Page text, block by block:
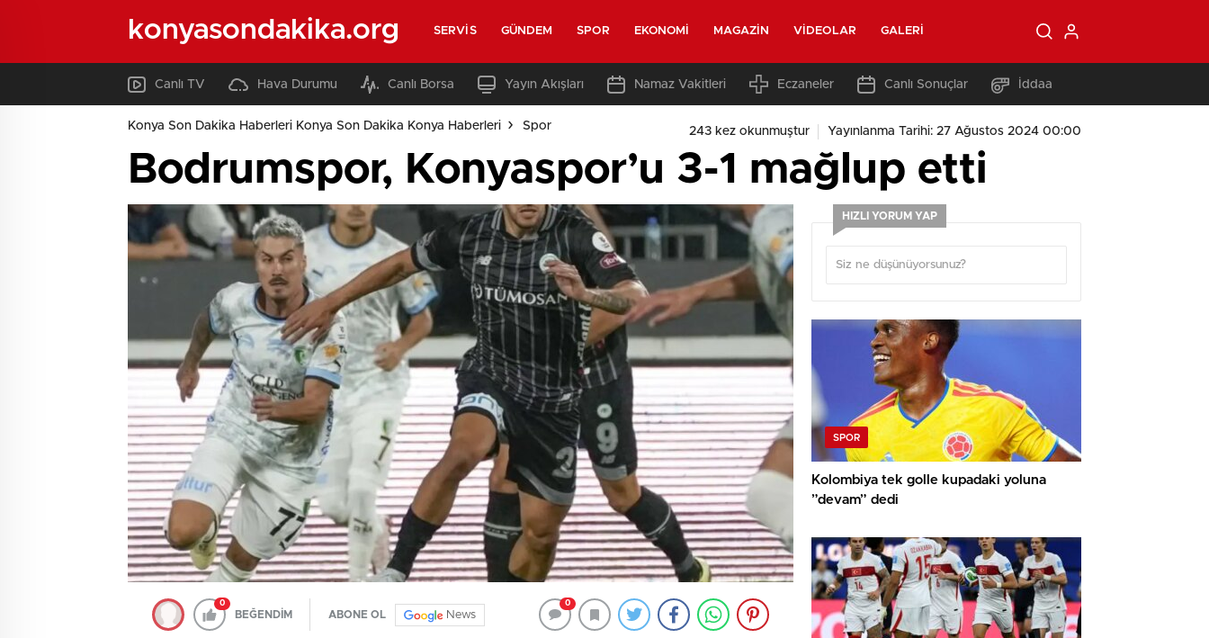
konyasondakika.org SERVIS GÜNDEM SPOR EKONOMI MAGAZIN VIDEOLAR GALERI
Canlı TV Hava Durumu Canlı Borsa Yayın Akışları Namaz Vakitleri Eczaneler Canlı Sonuçlar İddaa
Konya Son Dakika Haberleri Konya Son Dakika Konya Haberleri Spor 243 kez okunmuştur Yayınlanma Tarihi: 27 Ağustos 2024 00:00
Bodrumspor, Konyaspor’u 3-1 mağlup etti
0
BEĞENDİM ABONE OL News
0
HIZLI YORUM YAP
SPOR
Kolombiya tek golle kupadaki yoluna
”devam” dedi